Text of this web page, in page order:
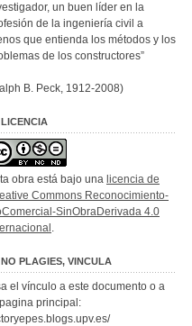
un buen líder en la
de la ingeniería civil a
que entienda los métodos y los
de los constructores”
B. Peck, 1912-2008)
LICENCIA
obra está bajo una licencia de
Commons Reconocimiento-
SinObraDerivada 4.0
.
NO PLAGIES, VINCULA
el vínculo a este documento o a
principal: